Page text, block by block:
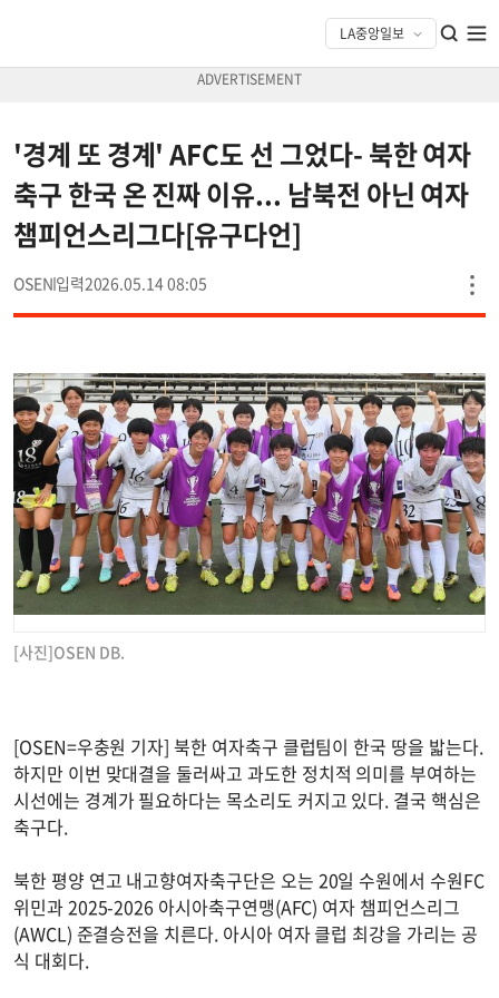
'경계 또 경계' AFC도 선 그었다- 북한 여자
축구 한국 온 진짜 이유... 남북전 아닌 여자
챔피언스리그다[유구다언]
OSEN 2026.05.14 08:05
[사진]OSEN DB.
[OSEN=우충원 기자] 북한 여자축구 클럽팀이 한국 땅을 밟는다.
하지만 이번 맞대결을 둘러싸고 과도한 정치적 의미를 부여하는
시선에는 경계가 필요하다는 목소리도 커지고 있다. 결국 핵심은
축구다.
북한 평양 연고 내고향여자축구단은 오는 20일 수원에서 수원FC
위민과 2025-2026 아시아축구연맹(AFC) 여자 챔피언스리그
(AWCL) 준결승전을 치른다. 아시아 여자 클럽 최강을 가리는 공
식 대회다.